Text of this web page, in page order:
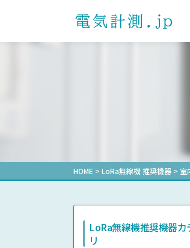
機械式デマンド計器
HOME > LoRa無線機 推奨機器 > 室
LoRa無線機推奨機器カ
リ